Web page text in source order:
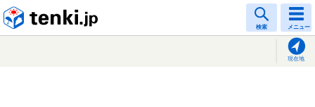
検索 メニュー
現在地